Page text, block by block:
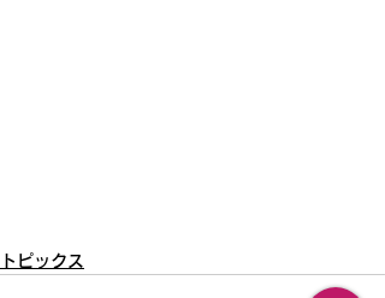
トピックス